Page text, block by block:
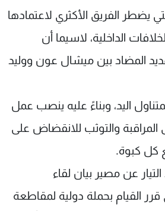
يضطر الفريق الأكثري لاعتمادها
الداخلية، لاسيما أن
المضاد بين ميشال عون ووليد
اليد، وبناءً عليه ينصب عمل
المراقبة والتوثب للانقضاض على
كل كبوة.
عن مصير بيان لقاء
قرر القيام بحملة دولية لمقاطعة